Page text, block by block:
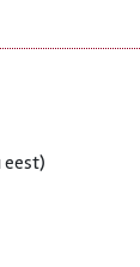
eest)